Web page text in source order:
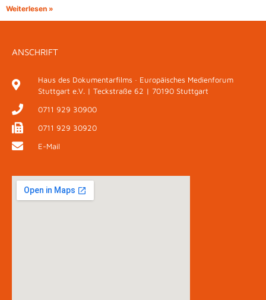
Weiterlesen »
ANSCHRIFT
Haus des Dokumentarfilms · Europäisches Medienforum
Stuttgart e.V. | Teckstraße 62 | 70190 Stuttgart
0711 929 30900
0711 929 30920
E-Mail